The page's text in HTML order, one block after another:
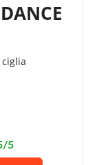
5